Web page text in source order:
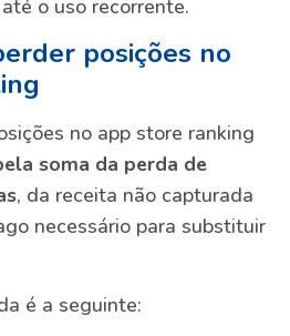
o uso recorrente.
posições no
no app store ranking
soma da perda de
, da receita não capturada
necessário para substituir
é a seguinte: